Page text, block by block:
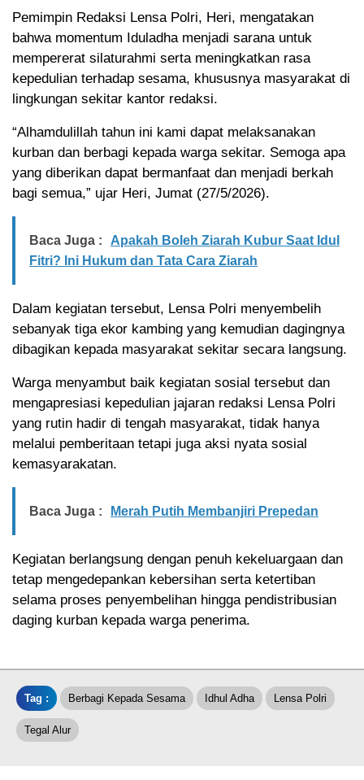
Pemimpin Redaksi Lensa Polri, Heri, mengatakan
bahwa momentum Iduladha menjadi sarana untuk
mempererat silaturahmi serta meningkatkan rasa
kepedulian terhadap sesama, khususnya masyarakat di
lingkungan sekitar kantor redaksi.
“Alhamdulillah tahun ini kami dapat melaksanakan
kurban dan berbagi kepada warga sekitar. Semoga apa
yang diberikan dapat bermanfaat dan menjadi berkah
bagi semua,” ujar Heri, Jumat (27/5/2026).
Baca Juga :
Apakah Boleh Ziarah Kubur Saat Idul
Fitri? Ini Hukum dan Tata Cara Ziarah
Dalam kegiatan tersebut, Lensa Polri menyembelih
sebanyak tiga ekor kambing yang kemudian dagingnya
dibagikan kepada masyarakat sekitar secara langsung.
Warga menyambut baik kegiatan sosial tersebut dan
mengapresiasi kepedulian jajaran redaksi Lensa Polri
yang rutin hadir di tengah masyarakat, tidak hanya
melalui pemberitaan tetapi juga aksi nyata sosial
kemasyarakatan.
Baca Juga : Merah Putih Membanjiri Prepedan
Kegiatan berlangsung dengan penuh kekeluargaan dan
tetap mengedepankan kebersihan serta ketertiban
selama proses penyembelihan hingga pendistribusian
daging kurban kepada warga penerima.
Tag : Berbagi Kepada Sesama Idhul Adha Lensa Polri
Tegal Alur